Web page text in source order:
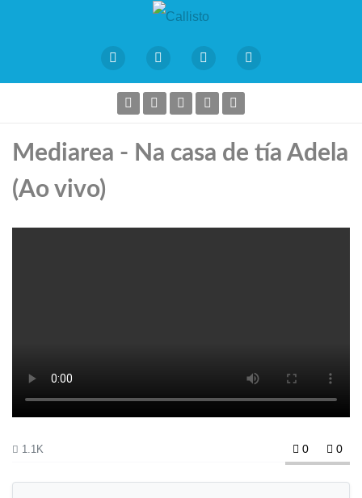
Mediarea - Na casa de tía Adela
(Ao vivo)
1.1K 0 0